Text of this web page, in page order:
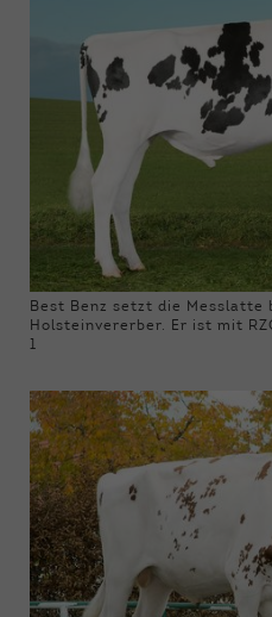
Best Benz setzt die Messlatte
Holsteinvererber. Er ist mit
1